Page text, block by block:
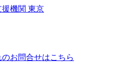
のお問合せはこちら